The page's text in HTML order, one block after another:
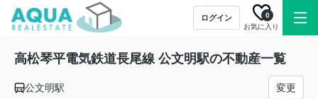
ログイン
お気に入り
0
高松琴平電気鉄道長尾線 公文明駅の不動産一覧
公文明駅 変更